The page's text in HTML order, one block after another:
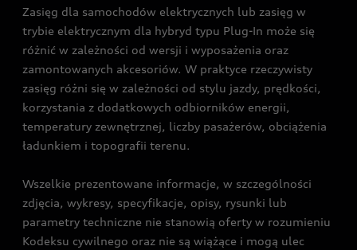
Zasięg dla samochodów elektrycznych lub zasięg w
trybie elektrycznym dla hybryd typu Plug-In może się
różnić w zależności od wersji i wyposażenia oraz
zamontowanych akcesoriów. W praktyce rzeczywisty
zasięg różni się w zależności od stylu jazdy, prędkości,
korzystania z dodatkowych odbiorników energii,
temperatury zewnętrznej, liczby pasażerów, obciążenia
ładunkiem i topografii terenu.
Wszelkie prezentowane informacje, w szczególności
zdjęcia, wykresy, specyfikacje, opisy, rysunki lub
parametry techniczne nie stanowią oferty w rozumieniu
Kodeksu cywilnego oraz nie są wiążące i mogą ulec